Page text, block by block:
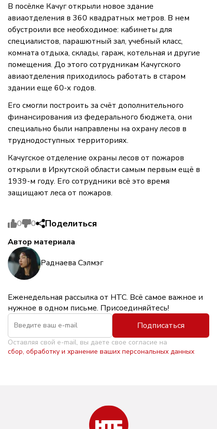
В посёлке Качуг открыли новое здание
авиаотделения в 360 квадратных метров. В нем
обустроили все необходимое: кабинеты для
специалистов, парашютный зал, учебный класс,
комната отдыха, склады, гараж, котельная и другие
помещения. До этого сотрудникам Качугского
авиаотделения приходилось работать в старом
здании еще 60-х годов.
Его смогли построить за счёт дополнительного
финансирования из федерального бюджета, они
специально были направлены на охрану лесов в
труднодоступных территориях.
Качугское отделение охраны лесов от пожаров
открыли в Иркутской области самым первым ещё в
1939-м году. Его сотрудники всё это время
защищают леса от пожаров.
0 0 Поделиться
Автор материала
Раднаева Сэлмэг
Еженедельная рассылка от НТС. Всё самое важное и
нужное в одном письме. Присоединяйтесь!
Подписаться
Оставляя свой e-mail, вы даете свое согласие на
сбор, обработку и хранение ваших персональных данных